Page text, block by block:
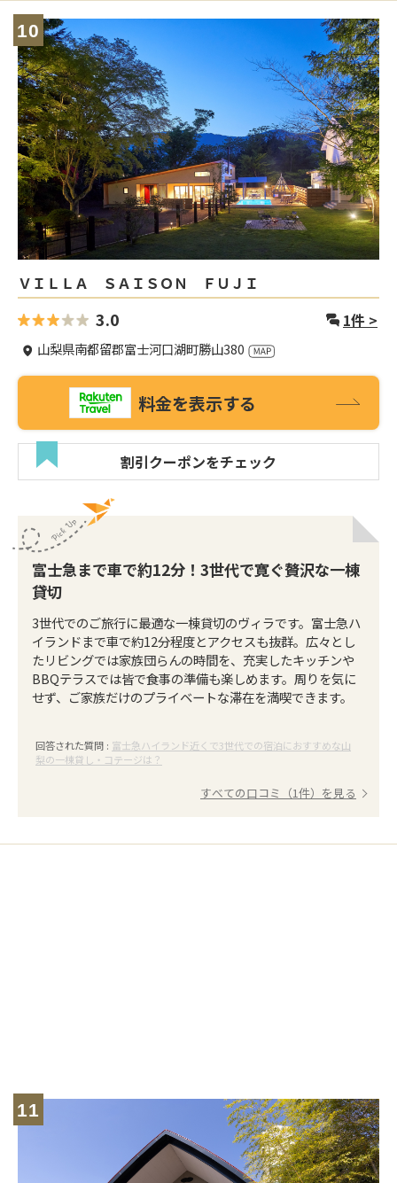
10
ＶＩＬＬＡ ＳＡＩＳＯＮ ＦＵＪＩ
3.0 1件 >
山梨県南都留郡富士河口湖町勝山380
料金を表示する
割引クーポンをチェック
富士急まで車で約12分！3世代で寛ぐ贅沢な一棟
貸切
3世代でのご旅行に最適な一棟貸切のヴィラです。富士急ハ
イランドまで車で約12分程度とアクセスも抜群。広々とし
たリビングでは家族団らんの時間を、充実したキッチンや
BBQテラスでは皆で食事の準備も楽しめます。周りを気に
せず、ご家族だけのプライベートな滞在を満喫できます。
回答された質問 : 富士急ハイランド近くで3世代での宿泊におすすめな山
梨の一棟貸し・コテージは？
すべての口コミ（1件）を見る
11